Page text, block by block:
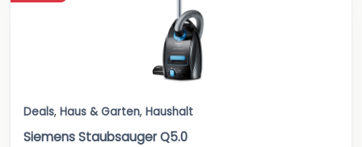
Deals, Haus & Garten, Haushalt
Siemens Staubsauger Q5.0